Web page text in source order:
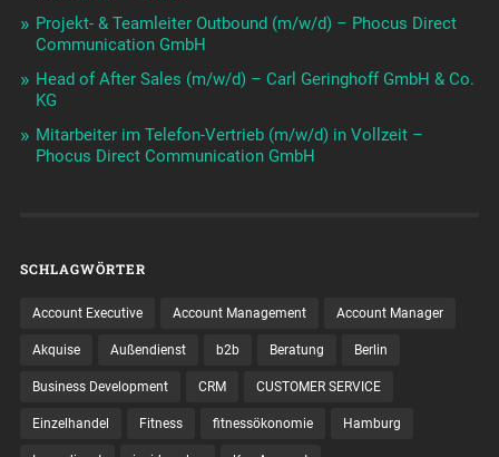
Projekt- & Teamleiter Outbound (m/w/d) – Phocus Direct
Communication GmbH
Head of After Sales (m/w/d) – Carl Geringhoff GmbH & Co.
KG
Mitarbeiter im Telefon-Vertrieb (m/w/d) in Vollzeit –
Phocus Direct Communication GmbH
SCHLAGWÖRTER
Account Executive Account Management Account Manager
Akquise Außendienst b2b Beratung Berlin
Business Development CRM CUSTOMER SERVICE
Einzelhandel Fitness fitnessökonomie Hamburg